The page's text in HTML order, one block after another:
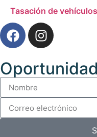
Tasación de vehículos